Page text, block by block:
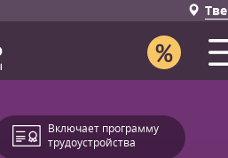
Включает программу
трудоустройства